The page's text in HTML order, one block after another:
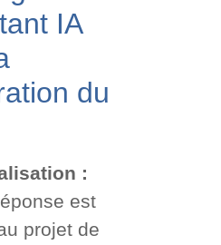
IA
du
:
est
projet de